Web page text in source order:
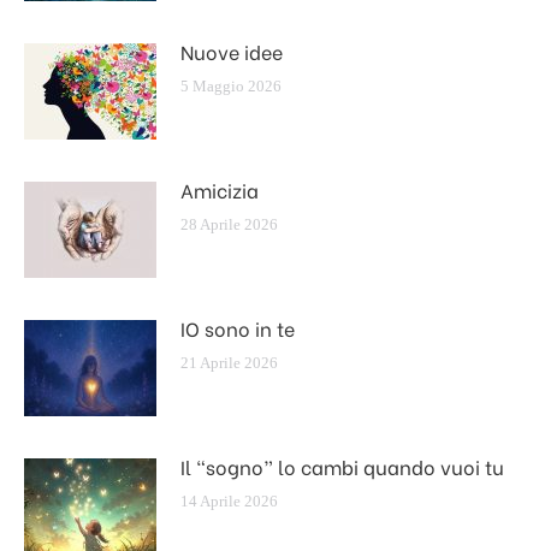
Nuove idee
5 Maggio 2026
Amicizia
28 Aprile 2026
IO sono in te
21 Aprile 2026
Il “sogno” lo cambi quando vuoi tu
14 Aprile 2026